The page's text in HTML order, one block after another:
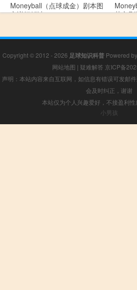
Moneyball（点球成金）剧本图
文详细解读
英文
Copyright © 2012 - 2026 足球知识科普Powered by
网站地图 | 疑难解答 京ICP备
声明：本站内容来自互联网，如信息有错误可发邮
会及时纠正，谢谢
本站仅为个人兴趣爱好，不接盈利
小男孩